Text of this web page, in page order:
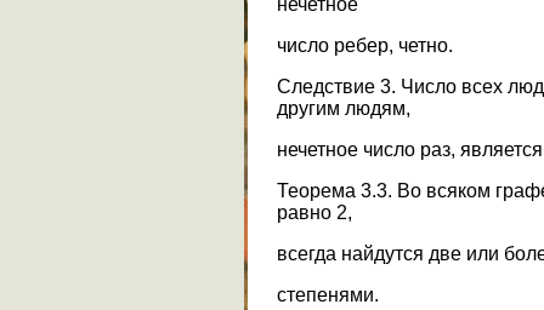
нечетное
число ребер, четно.
Следствие 3. Число всех
другим людям,
нечетное число раз,
Теорема 3.3. Во всяком
равно 2,
всегда найдутся две или
степенями.